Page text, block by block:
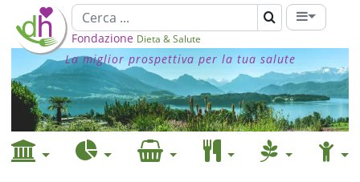
Fondazione Dieta & Salute
La miglior prospettiva per la tua salute